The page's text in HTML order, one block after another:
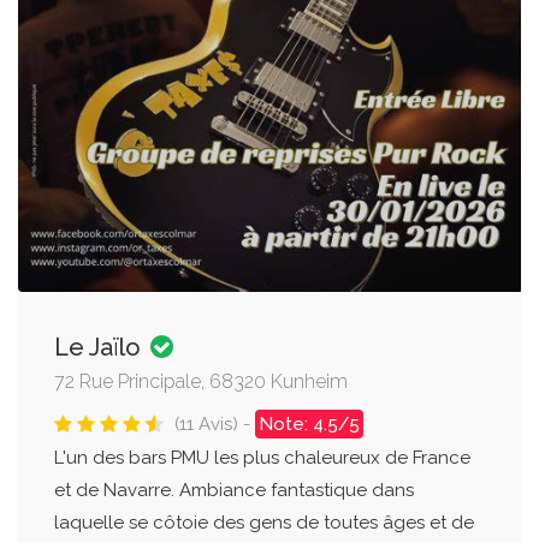
Le Jaïlo
72 Rue Principale, 68320 Kunheim
(11 Avis) - Note: 4.5/5
L'un des bars PMU les plus chaleureux de France
et de Navarre. Ambiance fantastique dans
laquelle se côtoie des gens de toutes âges et de